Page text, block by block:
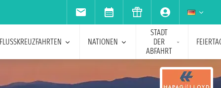
FLUSSKREUZFAHRTEN NATIONEN
STADT
DER
ABFAHRT